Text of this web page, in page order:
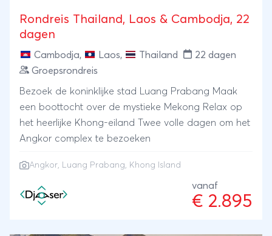
Rondreis Thailand, Laos & Cambodja, 22
dagen
Cambodja, Laos, Thailand
22 dagen
Groepsrondreis
Bezoek de koninklijke stad Luang Prabang Maak
een boottocht over de mystieke Mekong Relax op
het heerlijke Khong-eiland Twee volle dagen om het
Angkor complex te bezoeken
Angkor, Luang Prabang, Khong Island
vanaf
€ 2.895